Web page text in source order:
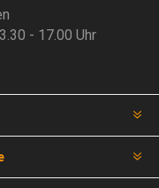
- 17.00 Uhr